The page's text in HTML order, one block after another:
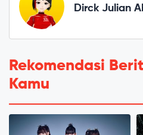
Dirck Julian
Rekomendasi
Kamu